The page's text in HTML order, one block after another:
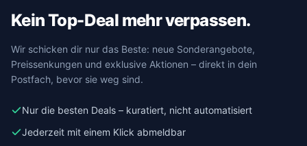
Kein Top-Deal mehr verpassen.
Wir schicken dir nur das Beste: neue Sonderangebote,
Preissenkungen und exklusive Aktionen – direkt in dein
Postfach, bevor sie weg sind.
Nur die besten Deals – kuratiert, nicht automatisiert
Jederzeit mit einem Klick abmeldbar